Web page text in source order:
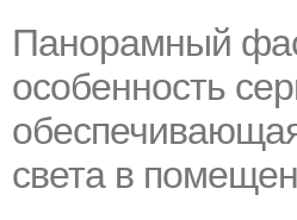
Панорамный
особенность
света в